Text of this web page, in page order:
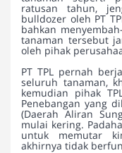
ratusan tahun,
bulldozer oleh PT
bahkan
tanaman tersebut
oleh pihak
PT TPL pernah
seluruh tanaman,
kemudian pihak
Penebangan yang
(Daerah Aliran
mulai kering.
untuk memutar
akhirnya tidak